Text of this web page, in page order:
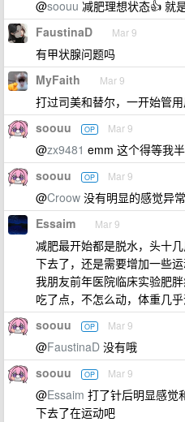
@soouu 减肥理想状态👍 就
FaustinaD Mar 9
有甲状腺问题吗
MyFaith Mar 9
打过司美和替尔，一开始管
soouu OP Mar 9
@zx9481 emm 这个得等我
soouu OP Mar 9
@Croow 没有明显的感觉异常
Essaim Mar 9
减肥最开始都是脱水，头十
下去了，还是需要增加一些运
我朋友前年医院临床实验肥
吃了点，不怎么动，体重几乎
soouu OP Mar 9
@FaustinaD 没有哦
soouu OP Mar 9
@Essaim 打了针后明显感觉
下去了在运动吧